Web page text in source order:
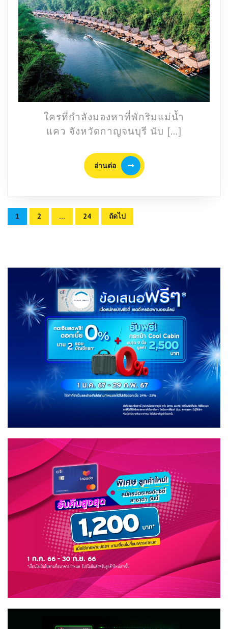
แคว
กาญจนบุรี
เที่ยว
กาญ
ง่าย
ๆ
แบบ
2
วัน
1
คืน
ใครที่กำลังมองหาที่พักริมแม่น้ำ
แคว จังหวัดกาญจนบุรี นับ […]
อ่านต่อ
อ่าน
ต่อ
Posts
1 2 … 24 ถัดไป